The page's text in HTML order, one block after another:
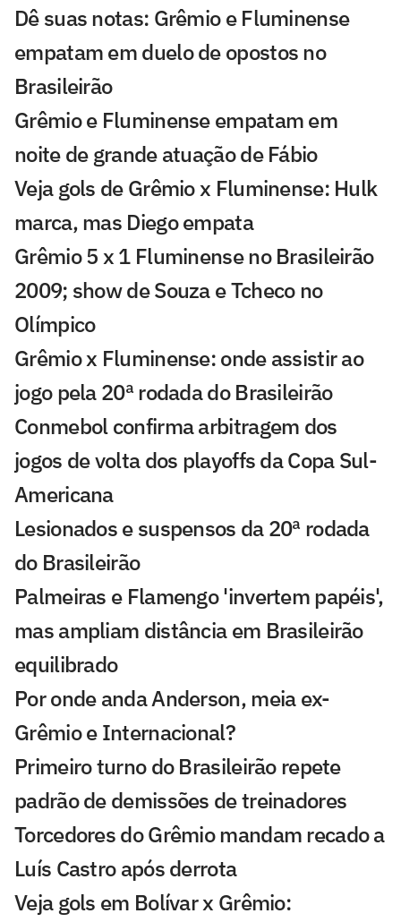
Dê suas notas: Grêmio e Fluminense
empatam em duelo de opostos no
Brasileirão
Grêmio e Fluminense empatam em
noite de grande atuação de Fábio
Veja gols de Grêmio x Fluminense: Hulk
marca, mas Diego empata
Grêmio 5 x 1 Fluminense no Brasileirão
2009; show de Souza e Tcheco no
Olímpico
Grêmio x Fluminense: onde assistir ao
jogo pela 20ª rodada do Brasileirão
Conmebol confirma arbitragem dos
jogos de volta dos playoffs da Copa Sul-
Americana
Lesionados e suspensos da 20ª rodada
do Brasileirão
Palmeiras e Flamengo 'invertem papéis',
mas ampliam distância em Brasileirão
equilibrado
Por onde anda Anderson, meia ex-
Grêmio e Internacional?
Primeiro turno do Brasileirão repete
padrão de demissões de treinadores
Torcedores do Grêmio mandam recado a
Luís Castro após derrota
Veja gols em Bolívar x Grêmio: